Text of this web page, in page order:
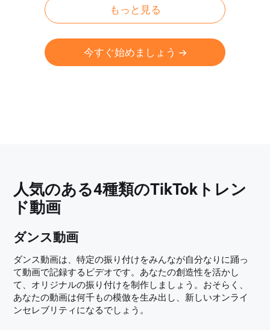
もっと見る
今すぐ始めましょう
人気のある4種類のTikTokトレン
ド動画
ダンス動画
ダンス動画は、特定の振り付けをみんなが自分なりに踊っ
て動画で記録するビデオです。あなたの創造性を活かし
て、オリジナルの振り付けを制作しましょう。おそらく、
あなたの動画は何千もの模倣を生み出し、新しいオンライ
ンセレブリティになるでしょう。